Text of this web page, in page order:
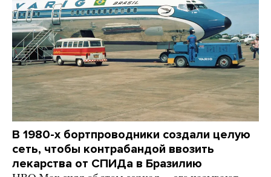
В 1980-х бортпроводники создали целую
сеть, чтобы контрабандой ввозить
лекарства от СПИДа в Бразилию